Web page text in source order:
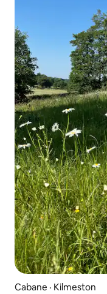
Cabane · Kilmeston